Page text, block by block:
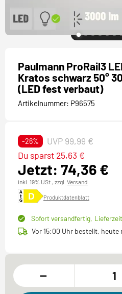
Paulmann ProRail3
Kratos schwarz 50°
(LED fest verbaut)
Artikelnummer: P96575
-26% UVP 99,99 €
Jetzt: 74,36 €
Du sparst 25,63 €
inkl. 19% USt., zzgl. Versand
Produktdatenblatt
Sofort versandfertig,
Vor 15:00 Uhr bestellt,
-